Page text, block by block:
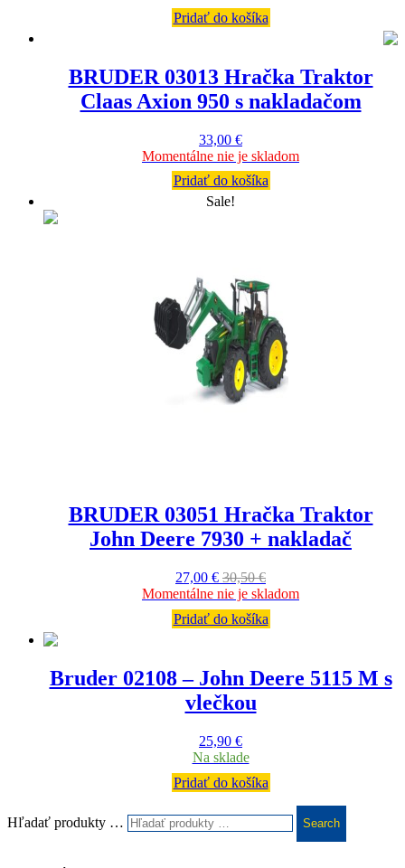
Pridať do košíka
BRUDER 03013 Hračka Traktor
Claas Axion 950 s nakladačom
33,00 €
Momentálne nie je skladom
Pridať do košíka
Sale!
BRUDER 03051 Hračka Traktor
John Deere 7930 + nakladač
27,00 € 30,50€
Momentálne nie je skladom
Pridať do košíka
Bruder 02108 – John Deere 5115 M s
vlečkou
25,90 €
Na sklade
Pridať do košíka
Hľadať produkty … Search